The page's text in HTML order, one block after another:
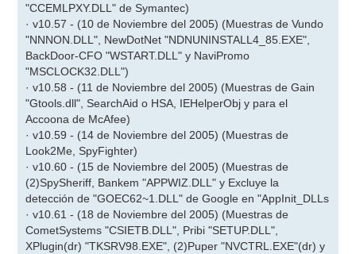
"CCEMLPXY.DLL" de Symantec)
· v10.57 - (10 de Noviembre del 2005) (Muestras de Vundo
"NNNON.DLL", NewDotNet "NDNUNINSTALL4_85.EXE",
BackDoor-CFO "WSTART.DLL" y NaviPromo
"MSCLOCK32.DLL")
· v10.58 - (11 de Noviembre del 2005) (Muestras de Gain
"Gtools.dll", SearchAid o HSA, IEHelperObj y para el
Accoona de McAfee)
· v10.59 - (14 de Noviembre del 2005) (Muestras de
Look2Me, SpyFighter)
· v10.60 - (15 de Noviembre del 2005) (Muestras de
(2)SpySheriff, Bankem "APPWIZ.DLL" y Excluye la
detección de "GOEC62~1.DLL" de Google en "AppInit_DLLs
· v10.61 - (18 de Noviembre del 2005) (Muestras de
CometSystems "CSIETB.DLL", Pribi "SETUP.DLL",
XPlugin(dr) "TKSRV98.EXE", (2)Puper "NVCTRL.EXE"(dr) y